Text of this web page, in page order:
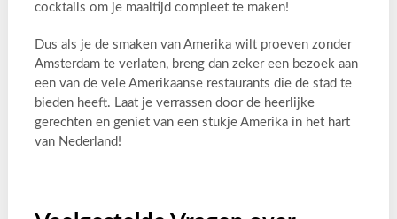
cocktails om je maaltijd compleet te maken!
Dus als je de smaken van Amerika wilt proeven zonder
Amsterdam te verlaten, breng dan zeker een bezoek aan
een van de vele Amerikaanse restaurants die de stad te
bieden heeft. Laat je verrassen door de heerlijke
gerechten en geniet van een stukje Amerika in het hart
van Nederland!